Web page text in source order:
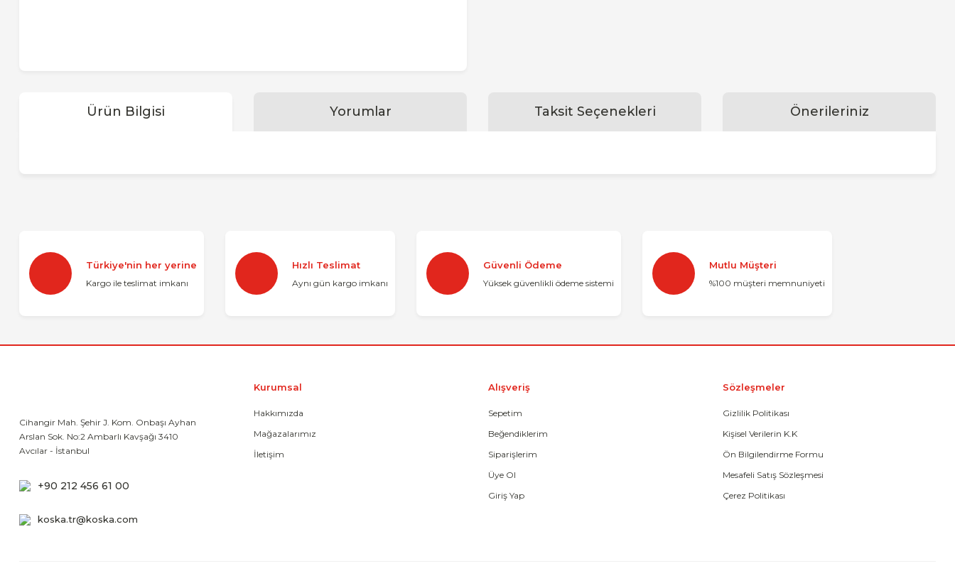
Ürün Bilgisi Yorumlar Taksit Seçenekleri Önerileriniz
Yorum Yaz
Ürün resmi kalitesiz, bozuk veya görüntülenemiyor.
Ürün açıklamasında eksik bilgiler bulunuyor.
Türkiye'nin her yerine
Kargo ile teslimat imkanı
Hızlı Teslimat
Aynı gün kargo imkanı
Güvenli Ödeme
Yüksek güvenlikli ödeme sistemi
Mutlu Müşteri
%100 müşteri memnuniyeti
Cihangir Mah. Şehir J. Kom. Onbaşı Ayhan
Arslan Sok. No:2 Ambarlı Kavşağı 3410
Avcılar - İstanbul
+90 212 456 61 00
koska.tr@koska.com
Kurumsal
Hakkımızda
Mağazalarımız
İletişim
Alışveriş
Sepetim
Beğendiklerim
Siparişlerim
Üye Ol
Giriş Yap
Sözleşmeler
Gizlilik Politikası
Kişisel Verilerin K.K
Ön Bilgilendirme Formu
Mesafeli Satış Sözleşmesi
Çerez Politikası